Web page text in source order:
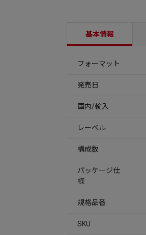
基本情報
フォーマット
発売日
国内/輸入
レーベル
構成数
パッケージ仕
様
規格品番
SKU